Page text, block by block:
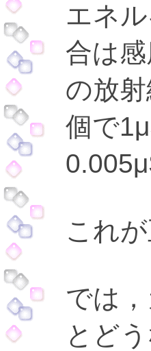
エネ
合は
の放
個で
これ
では
とど